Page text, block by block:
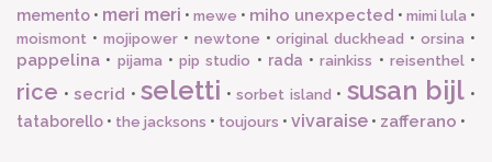
memento • meri meri • mewe • miho unexpected • mimi lula •
moismont • mojipower• newtone •original duckhead •orsina •
pappelina • pijama • pip studio • rada •rainkiss • reisenthel•
rice •secrid •seletti •sorbet island • susan bijl •
tataborello • the jacksons • toujours • vivaraise • zafferano •